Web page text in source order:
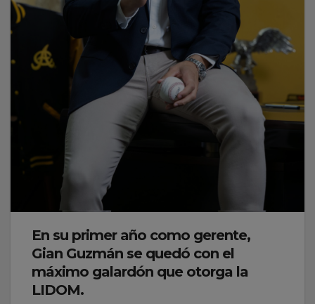
En su primer año como gerente,
Gian Guzmán se quedó con el
máximo galardón que otorga la
LIDOM.